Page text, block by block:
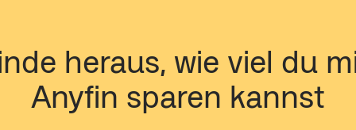
heraus, wie viel du
Anyfin sparen kannst